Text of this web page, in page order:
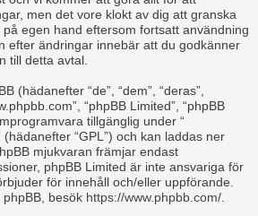
men det vore klokt av dig att granska
egen hand eftersom fortsatt användning
efter ändringar innebär att du godkänner
till detta avtal.
(hädanefter “de”, “dem”, “deras”,
“phpBB Limited”, “phpBB
tillgänglig under “
(hädanefter “GPL”) och kan laddas ner
mjukvaran främjar endast
phpBB Limited är inte ansvariga för
för innehåll och/eller uppförande.
besök https://www.phpbb.com/